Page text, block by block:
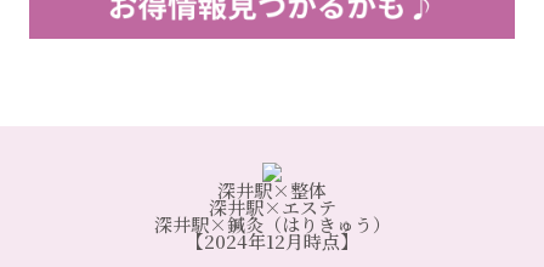
深井駅×整体
深井駅×エステ
深井駅×鍼灸（はりきゅう）
【2024年12月時点】